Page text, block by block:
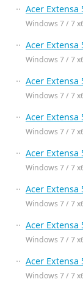
Acer Extensa
Windows 7 / 7
Acer Extensa
Windows 7 / 7
Acer Extensa
Windows 7 / 7
Acer Extensa
Windows 7 / 7
Acer Extensa
Windows 7 / 7
Acer Extensa
Windows 7 / 7
Acer Extensa
Windows 7 / 7
Acer Extensa
Windows 7 / 7